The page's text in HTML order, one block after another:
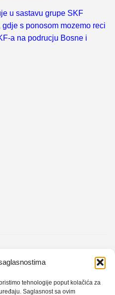
tehnologije poput kolačića za
Saglasnost sa ovim
u sastavu grupe SKF
s ponosom mozemo reci
a na podrucju Bosne i